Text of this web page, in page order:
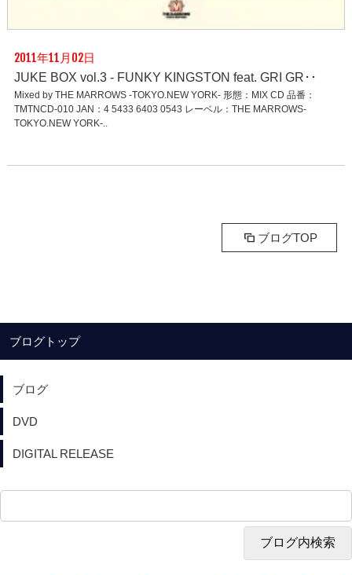
2011年11月02日
JUKE BOX vol.3 - FUNKY KINGSTON feat. GRI GR･･
Mixed by THE MARROWS -TOKYO.NEW YORK- 形態：MIX CD 品番：
TMTNCD-010 JAN：4 5433 6403 0543 レーベル：THE MARROWS-
TOKYO.NEW YORK-..
ブログTOP
ブログトップ
ブログ
DVD
DIGITAL RELEASE